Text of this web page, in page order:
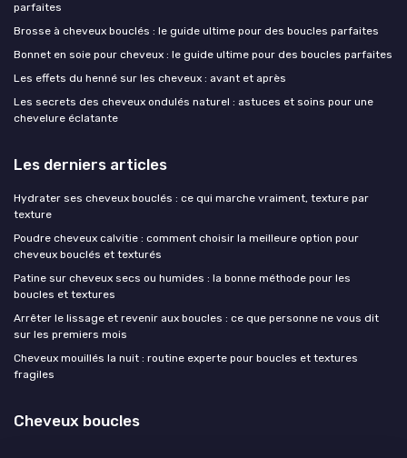
parfaites
Brosse à cheveux bouclés : le guide ultime pour des boucles parfaites
Bonnet en soie pour cheveux : le guide ultime pour des boucles parfaites
Les effets du henné sur les cheveux : avant et après
Les secrets des cheveux ondulés naturel : astuces et soins pour une
chevelure éclatante
Les derniers articles
Hydrater ses cheveux bouclés : ce qui marche vraiment, texture par
texture
Poudre cheveux calvitie : comment choisir la meilleure option pour
cheveux bouclés et texturés
Patine sur cheveux secs ou humides : la bonne méthode pour les
boucles et textures
Arrêter le lissage et revenir aux boucles : ce que personne ne vous dit
sur les premiers mois
Cheveux mouillés la nuit : routine experte pour boucles et textures
fragiles
Cheveux boucles